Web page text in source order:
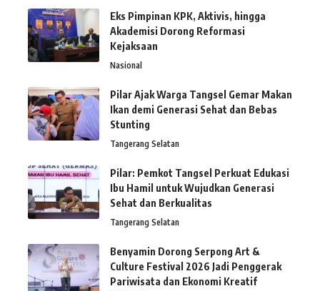
Eks Pimpinan KPK, Aktivis, hingga
Akademisi Dorong Reformasi
Kejaksaan
Nasional
Pilar Ajak Warga Tangsel Gemar Makan
Ikan demi Generasi Sehat dan Bebas
Stunting
Tangerang Selatan
Pilar: Pemkot Tangsel Perkuat Edukasi
Ibu Hamil untuk Wujudkan Generasi
Sehat dan Berkualitas
Tangerang Selatan
Benyamin Dorong Serpong Art &
Culture Festival 2026 Jadi Penggerak
Pariwisata dan Ekonomi Kreatif